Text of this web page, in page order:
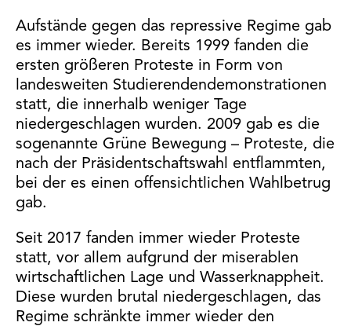
Aufstände gegen das repressive Regime gab
es immer wieder. Bereits 1999 fanden die
ersten größeren Proteste in Form von
landesweiten Studierendendemonstrationen
statt, die innerhalb weniger Tage
niedergeschlagen wurden. 2009 gab es die
sogenannte Grüne Bewegung – Proteste, die
nach der Präsidentschaftswahl entflammten,
bei der es einen offensichtlichen Wahlbetrug
gab.
Seit 2017 fanden immer wieder Proteste
statt, vor allem aufgrund der miserablen
wirtschaftlichen Lage und Wasserknappheit.
Diese wurden brutal niedergeschlagen, das
Regime schränkte immer wieder den